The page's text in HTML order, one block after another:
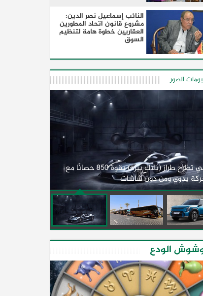
النائب إسماعيل نصر الدين:
مشروع قانون اتحاد المطورين
العقاريين خطوة هامة لتنظيم
السوق
الصور
هينيسي تطرح طراز (بلاك بيرد) بقوة 850 حصانًا مع
يدوي ومن دون شاشات
الودع